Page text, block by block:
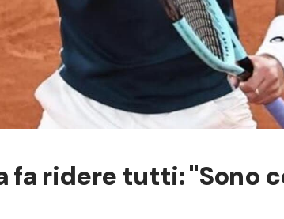
ridere tutti: "Sono